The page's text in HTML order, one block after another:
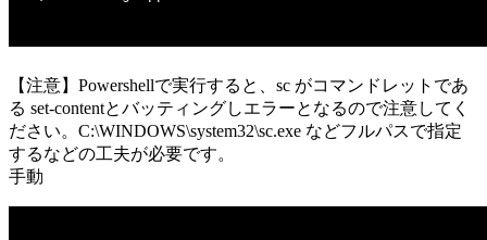
【注意】Powershellで実行すると、sc がコマンドレットであ
る set-contentとバッティングしエラーとなるので注意してく
ださい。C:\WINDOWS\system32\sc.exe などフルパスで指定
するなどの工夫が必要です。
手動